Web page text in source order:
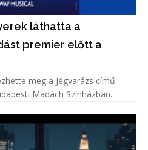
láthatta a
premier előtt a
meg a Jégvarázs című
Madách Színházban.